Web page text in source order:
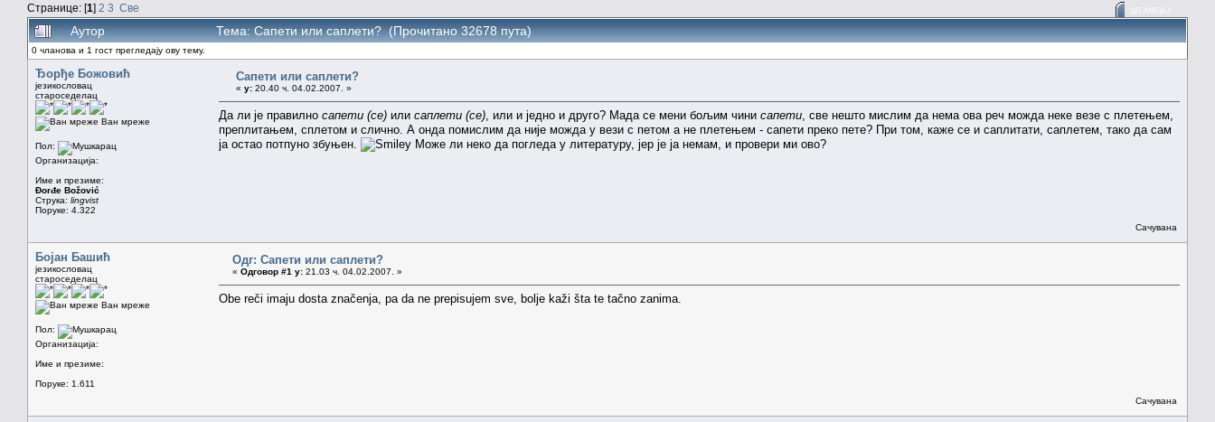
Странице: [1] 2 3 Све
Аутор Тема: Сапети или саплети? (Прочитано 32678 пута)
0 чланова и 1 гост прегледају ову тему.
Ђорђе Божовић
језикословац
староседелац
Ван мреже
Пол:
Организација:
Име и презиме:
Đorđe Božović
Струка: lingvist
Поруке: 4.322
Сапети или саплети?
« у: 20.40 ч. 04.02.2007. »
Да ли је правилно сапети (се) или саплети (се) , или и једно и друго? Мада се мени бољим чини сапети , све нешто мислим да нема ова реч можда неке везе с плетењем,
преплитањем, сплетом и слично. А онда помислим да није можда у вези с петом а не плетењем - сапети преко пете? При том, каже се и саплитати, саплетем, тако да сам
ја остао потпуно збуњен.
Може ли неко да погледа у литературу, јер је ја немам, и провери ми ово?
Сачувана
Бојан Башић
језикословац
староседелац
Ван мреже
Пол:
Организација:
Име и презиме:
Поруке: 1.611
Одг: Сапети или саплети?
« Одговор #1 у: 21.03 ч. 04.02.2007. »
Obe reči imaju dosta značenja, pa da ne prepisujem sve, bolje kaži šta te tačno zanima.
Сачувана